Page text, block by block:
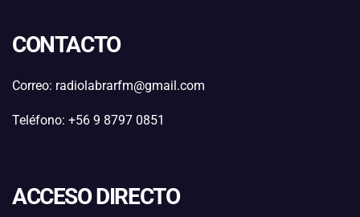
CONTACTO
Correo: radiolabrarfm@gmail.com
Teléfono: +56 9 8797 0851
ACCESO DIRECTO